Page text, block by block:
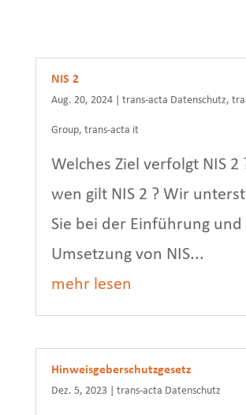
NIS 2
Aug. 20, 2024| trans-acta Datenschutz,
Group, trans-acta it
Welches Ziel verfolgt NIS 2
wen gilt NIS 2 ? Wir
Sie bei der Einführung und
Umsetzung von NIS...
mehr lesen
Hinweisgeberschutzgesetz
Dez. 5, 2023| trans-acta Datenschutz